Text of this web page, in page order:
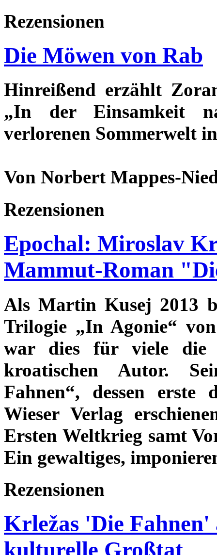
Rezensionen
Die Möwen von Rab
Hinreißend erzählt
„In der Einsamkeit
verlorenen Sommerwelt
Von Norbert Mappes-
Rezensionen
Epochal: Miroslav
Mammut-Roman
Als Martin Kusej 2013
Trilogie „In Agonie“
war dies für viele die
kroatischen Autor.
Fahnen“, dessen erste
Wieser Verlag
Ersten Weltkrieg samt
Ein gewaltiges,
Rezensionen
Krležas 'Die Fahnen'
kulturelle Großtat